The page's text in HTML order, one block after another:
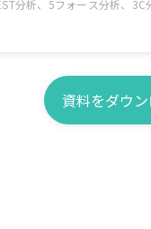
分析、5フォース分析、
資料をダウ